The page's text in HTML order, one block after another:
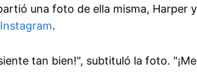
una foto de ella misma, Harper
Instagram.
tan bien!", subtituló la foto.